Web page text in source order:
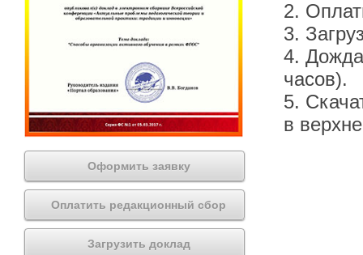
Оформить заявку
Оплатить редакционный сбор
Загрузить доклад
2.
3.
4.
часов).
5.
в